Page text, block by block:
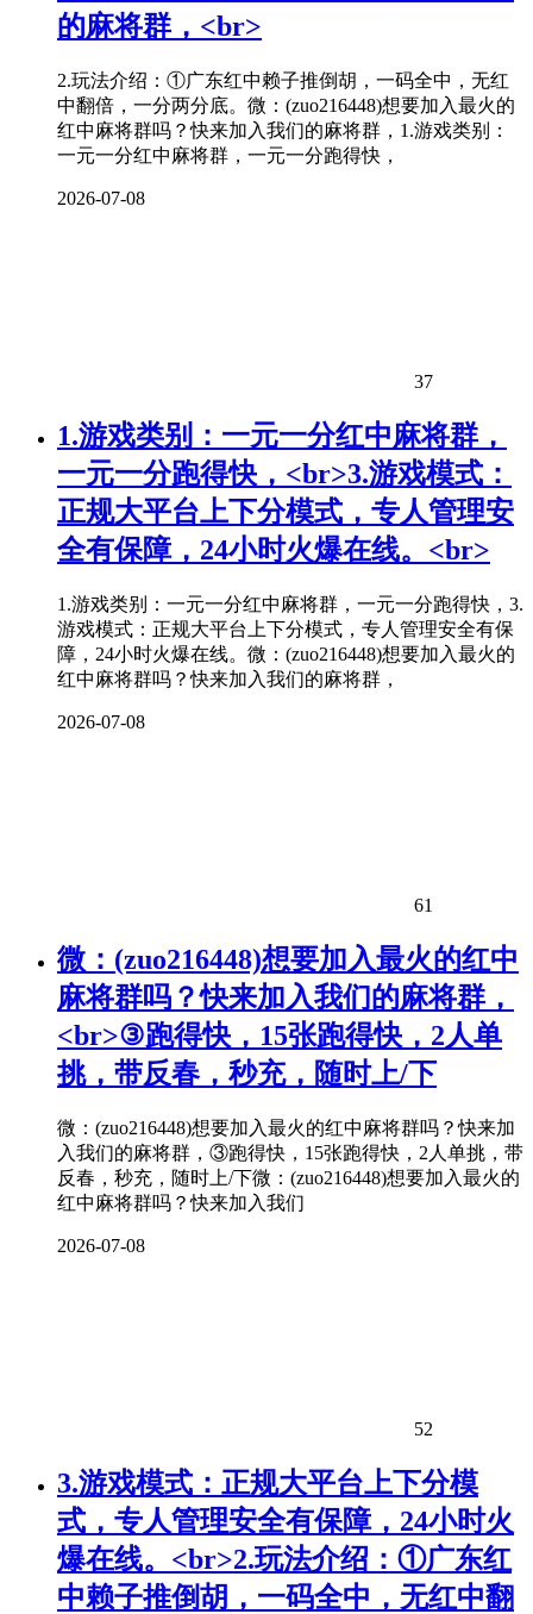
的麻将群，<br>
2.玩法介绍：①广东红中赖子推倒胡，一码全中，无红
中翻倍，一分两分底。微：(zuo216448)想要加入最火的
红中麻将群吗？快来加入我们的麻将群，1.游戏类别：
一元一分红中麻将群，一元一分跑得快，
2026-07-08
37
1.游戏类别：一元一分红中麻将群，
一元一分跑得快，<br>3.游戏模式：
正规大平台上下分模式，专人管理安
全有保障，24小时火爆在线。<br>
1.游戏类别：一元一分红中麻将群，一元一分跑得快，3.
游戏模式：正规大平台上下分模式，专人管理安全有保
障，24小时火爆在线。微：(zuo216448)想要加入最火的
红中麻将群吗？快来加入我们的麻将群，
2026-07-08
61
微：(zuo216448)想要加入最火的红中
麻将群吗？快来加入我们的麻将群，
<br>③跑得快，15张跑得快，2人单
挑，带反春，秒充，随时上/下
微：(zuo216448)想要加入最火的红中麻将群吗？快来加
入我们的麻将群，③跑得快，15张跑得快，2人单挑，带
反春，秒充，随时上/下微：(zuo216448)想要加入最火的
红中麻将群吗？快来加入我们
2026-07-08
52
3.游戏模式：正规大平台上下分模
式，专人管理安全有保障，24小时火
爆在线。<br>2.玩法介绍：①广东红
中赖子推倒胡，一码全中，无红中翻